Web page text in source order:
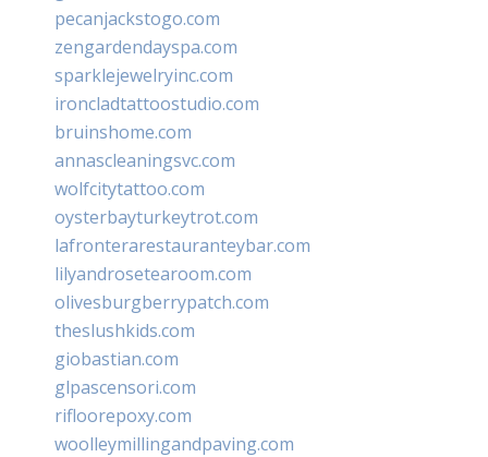
pecanjackstogo.com
zengardendayspa.com
sparklejewelryinc.com
ironcladtattoostudio.com
bruinshome.com
annascleaningsvc.com
wolfcitytattoo.com
oysterbayturkeytrot.com
lafronterarestauranteybar.com
lilyandrosetearoom.com
olivesburgberrypatch.com
theslushkids.com
giobastian.com
glpascensori.com
rifloorepoxy.com
woolleymillingandpaving.com